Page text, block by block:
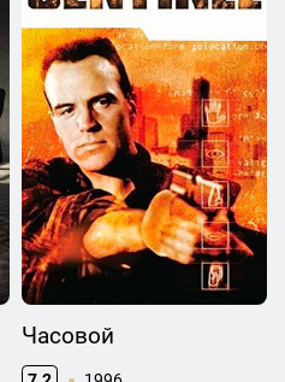
Часовой